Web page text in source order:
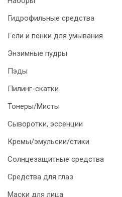
Гидрофильные средства
Гели и пенки для умывания
Энзимные пудры
Пэды
Пилинг-скатки
Тонеры/Мисты
Сыворотки, эссенции
Кремы/эмульсии/стики
Солнцезащитные средства
Средства для глаз
Маски для лица